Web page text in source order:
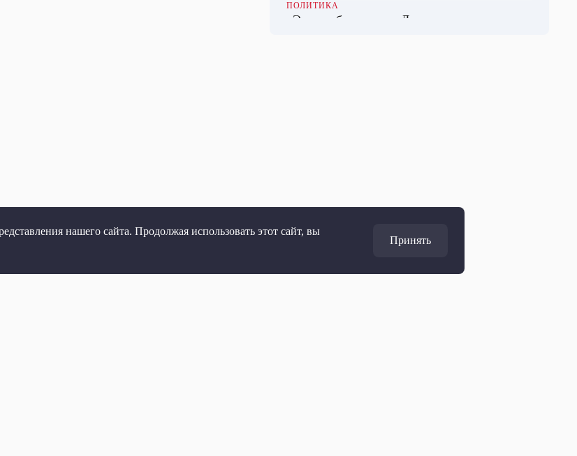
нашего сайта. Продолжая использовать этот сайт, вы
Принять
ПОЛИТИКА
«Это пробуждение». Дмитриев указал на